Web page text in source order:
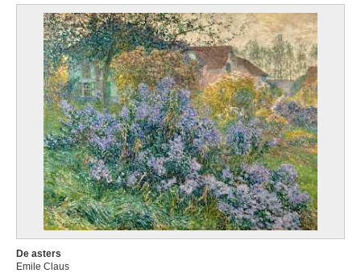
De asters
Emile Claus